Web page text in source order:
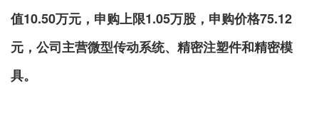
值10.50万元，申购上限1.05万股，申购价格75.12
元，公司主营微型传动系统、精密注塑件和精密模
具。